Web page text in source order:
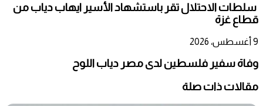
سلطات الاحتلال تقر باستشهاد الأسير ايهاب دياب من
قطاع غزة
9 أغسطس، 2026
وفاة سفير فلسطين لدى مصر دياب اللوح
مقالات ذات صلة